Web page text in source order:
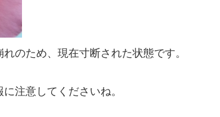
のため、現在寸断された状態です。
注意してくださいね。